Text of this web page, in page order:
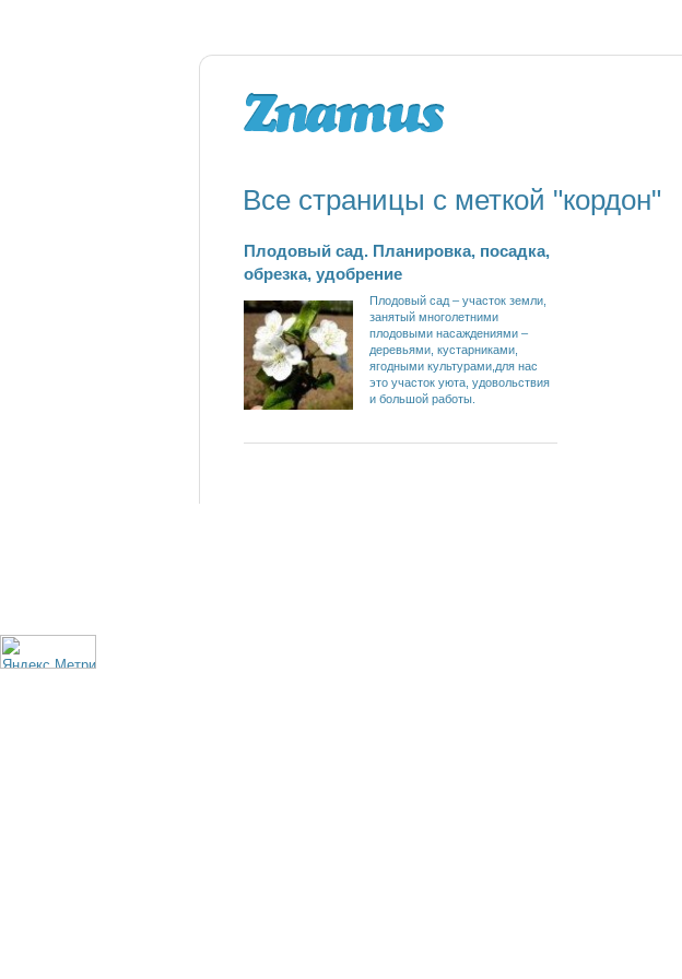
Все страницы с меткой "кордон"
Плодовый сад. Планировка, посадка,
обрезка, удобрение
Плодовый сад – участок земли,
занятый многолетними
плодовыми насаждениями –
деревьями, кустарниками,
ягодными культурами,для нас
это участок уюта, удовольствия
и большой работы.